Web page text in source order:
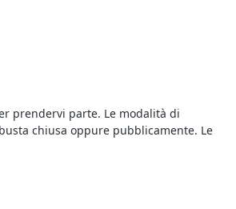
prendervi parte. Le modalità di
chiusa oppure pubblicamente. Le